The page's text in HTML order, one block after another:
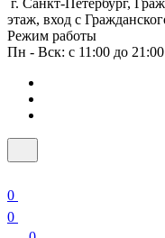
г. Санкт-Петербург,
этаж, вход с
Режим работы
Пн - Вск: с 11:00 до 21:00
0
0